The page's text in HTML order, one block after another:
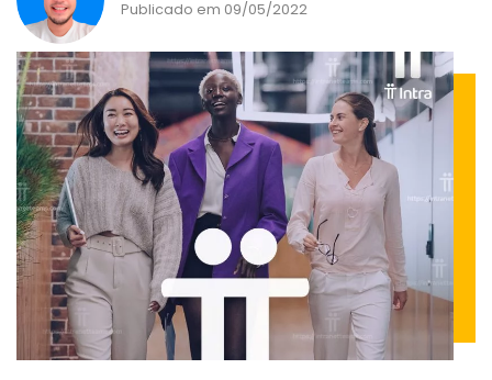
Publicado em 09/05/2022